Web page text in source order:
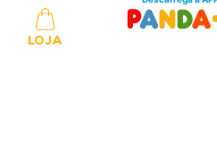
LOJA